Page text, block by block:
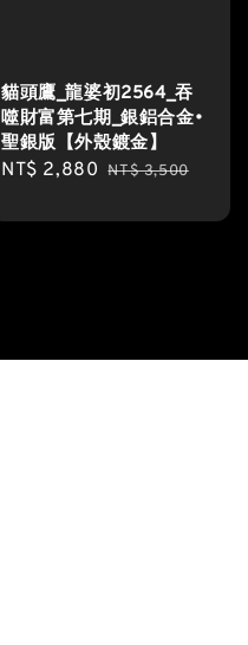
貓頭鷹_龍婆初2564_吞
噬財富第七期_銀鋁合金•
聖銀版【外殼鍍金】
Sale
NT$ 2,880 Regular
NT$ 3,500